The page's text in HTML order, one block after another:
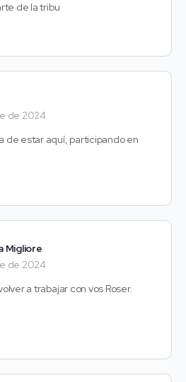
de la tribu
de 2024
de estar aquí, participando en
Migliore
de 2024
a trabajar con vos Roser.